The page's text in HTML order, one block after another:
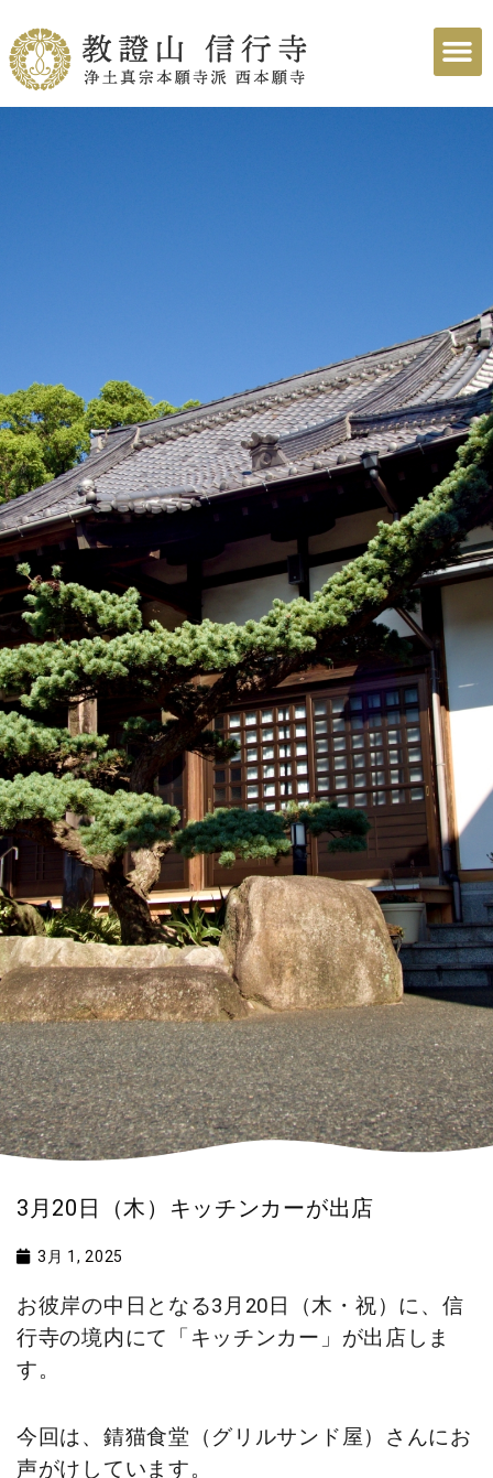
3月20日（木）キッチンカーが出店
3月 1, 2025
お彼岸の中日となる3月20日（木・祝）に、信
行寺の境内にて「キッチンカー」が出店しま
す。
今回は、錆猫食堂（グリルサンド屋）さんにお
声がけしています。